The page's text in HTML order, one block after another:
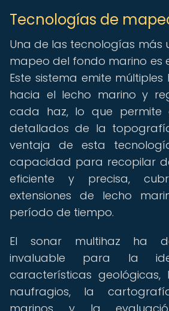
Tecnologías de
Una de las tecnologías más
mapeo del fondo marino es
Este sistema emite
hacia el lecho marino y
cada haz, lo que permite
detallados de la
ventaja de esta
capacidad para recopilar
eficiente y precisa,
extensiones de lecho
período de tiempo.
El sonar multihaz ha
invaluable para la
características
naufragios, la